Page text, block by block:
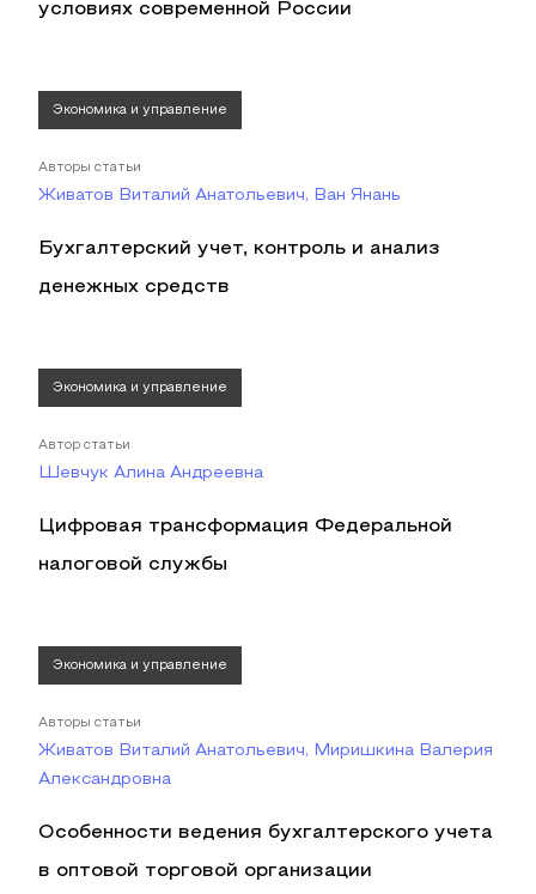
условиях современной России
Экономика и управление
Авторы статьи
Живатов Виталий Анатольевич, Ван Янань
Бухгалтерский учет, контроль и анализ
денежных средств
Экономика и управление
Автор статьи
Шевчук Алина Андреевна
Цифровая трансформация Федеральной
налоговой службы
Экономика и управление
Авторы статьи
Живатов Виталий Анатольевич, Миришкина Валерия
Александровна
Особенности ведения бухгалтерского учета
в оптовой торговой организации